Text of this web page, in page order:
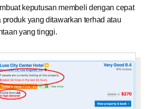
keputusan membeli dengan cepat
produk yang ditawarkan terhad atau
yang tinggi.